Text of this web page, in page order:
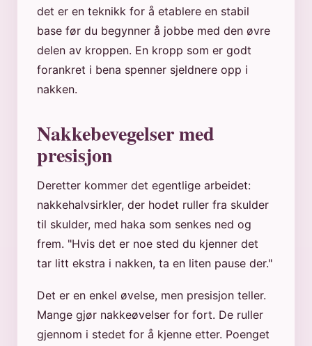
det er en teknikk for å etablere en stabil
base før du begynner å jobbe med den øvre
delen av kroppen. En kropp som er godt
forankret i bena spenner sjeldnere opp i
nakken.
Nakkebevegelser med
presisjon
Deretter kommer det egentlige arbeidet:
nakkehalvsirkler, der hodet ruller fra skulder
til skulder, med haka som senkes ned og
frem. "Hvis det er noe sted du kjenner det
tar litt ekstra i nakken, ta en liten pause der."
Det er en enkel øvelse, men presisjon teller.
Mange gjør nakkeøvelser for fort. De ruller
gjennom i stedet for å kjenne etter. Poenget